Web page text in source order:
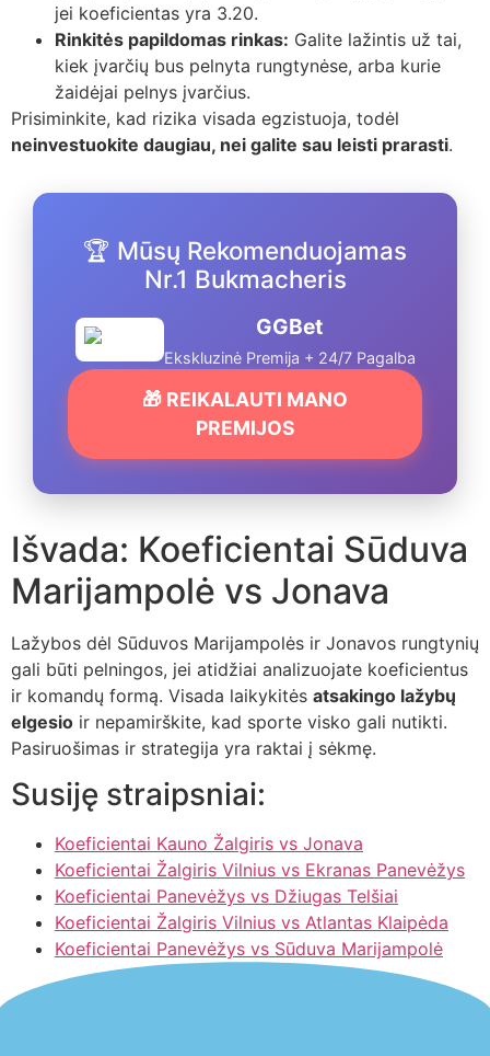
jei koeficientas yra 3.20.
Rinkitės papildomas rinkas: Galite lažintis už tai,
kiek įvarčių bus pelnyta rungtynėse, arba kurie
žaidėjai pelnys įvarčius.
Prisiminkite, kad rizika visada egzistuoja, todėl
neinvestuokite daugiau, nei galite sau leisti prarasti.
🏆 Mūsų Rekomenduojamas
Nr.1 Bukmacheris
GGBet
Ekskluzinė Premija + 24/7 Pagalba
🎁 REIKALAUTI MANO
PREMIJOS
Išvada: Koeficientai Sūduva
Marijampolė vs Jonava
Lažybos dėl Sūduvos Marijampolės ir Jonavos rungtynių
gali būti pelningos, jei atidžiai analizuojate koeficientus
ir komandų formą. Visada laikykitės atsakingo lažybų
elgesio ir nepamirškite, kad sporte visko gali nutikti.
Pasiruošimas ir strategija yra raktai į sėkmę.
Susiję straipsniai:
Koeficientai Kauno Žalgiris vs Jonava
Koeficientai Žalgiris Vilnius vs Ekranas Panevėžys
Koeficientai Panevėžys vs Džiugas Telšiai
Koeficientai Žalgiris Vilnius vs Atlantas Klaipėda
Koeficientai Panevėžys vs Sūduva Marijampolė